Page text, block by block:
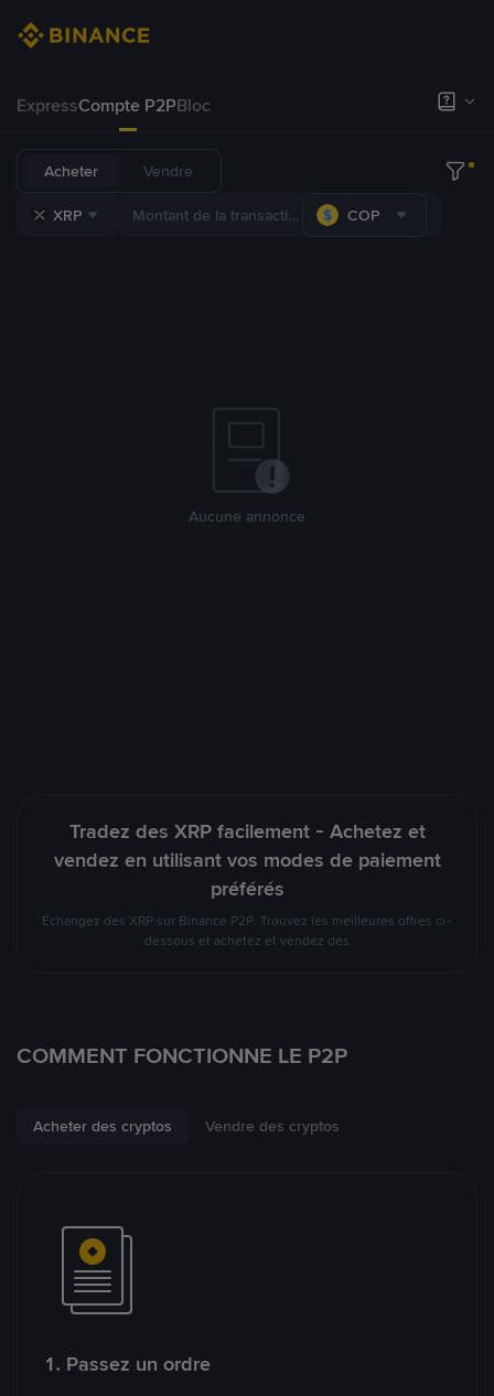
ExpressCompte P2PBloc
Acheter Vendre
XRP COP
Aucune annonce
Tradez des XRP facilement - Achetez et
vendez en utilisant vos modes de paiement
préférés
Échangez des XRP sur Binance P2P. Trouvez les meilleures offres ci-
dessous et achetez et vendez des
COMMENT FONCTIONNE LE P2P
Acheter des cryptos Vendre des cryptos
1. Passez un ordre